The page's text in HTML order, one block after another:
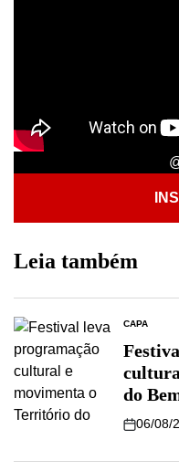
Leia também
CAPA
do
06/08/